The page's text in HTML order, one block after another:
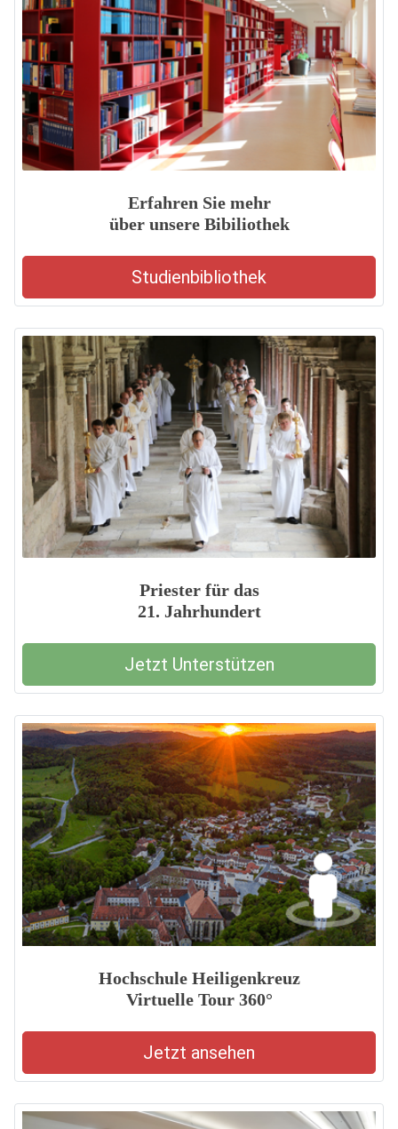
Erfahren Sie mehr
über unsere Bibiliothek
Studienbibliothek
Priester für das
21. Jahrhundert
Jetzt Unterstützen
Hochschule Heiligenkreuz
Virtuelle Tour 360°
Jetzt ansehen